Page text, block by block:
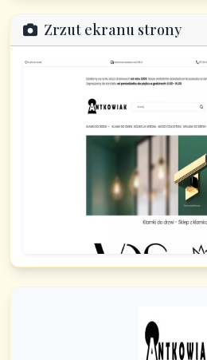
Zrzut ekranu strony